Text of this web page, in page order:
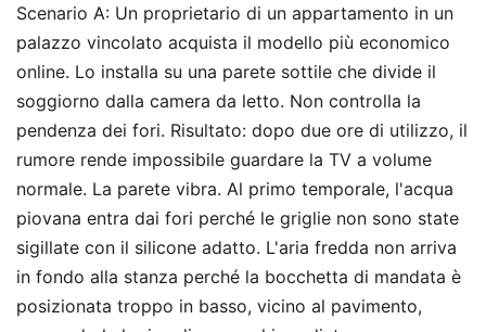
Scenario A: Un proprietario di un appartamento in un
palazzo vincolato acquista il modello più economico
online. Lo installa su una parete sottile che divide il
soggiorno dalla camera da letto. Non controlla la
pendenza dei fori. Risultato: dopo due ore di utilizzo, il
rumore rende impossibile guardare la TV a volume
normale. La parete vibra. Al primo temporale, l'acqua
piovana entra dai fori perché le griglie non sono state
sigillate con il silicone adatto. L'aria fredda non arriva
in fondo alla stanza perché la bocchetta di mandata è
posizionata troppo in basso, vicino al pavimento,